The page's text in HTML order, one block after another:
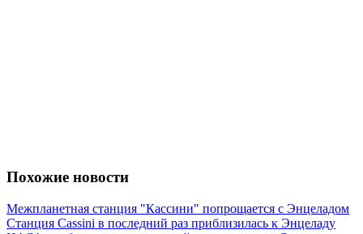
Похожие новости
Межпланетная станция "Кассини" попрощается с Энцеладом
Станция Cassini в последний раз приблизилась к Энцеладу